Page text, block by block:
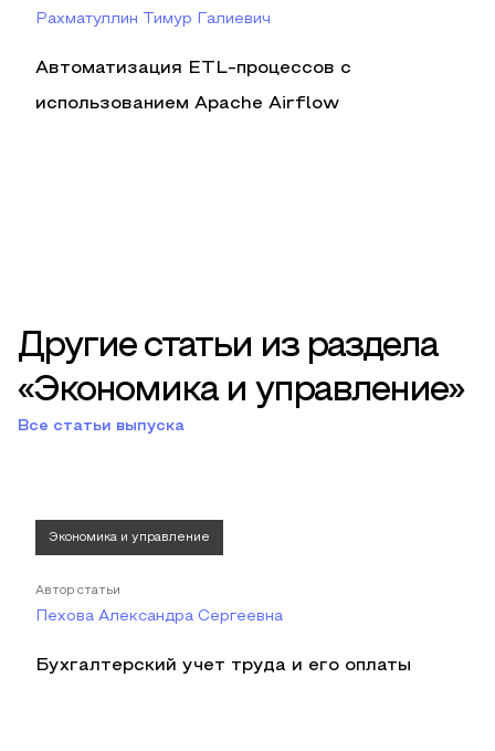
Рахматуллин Тимур Галиевич
Автоматизация ETL-процессов с
использованием Apache Airflow
Другие статьи из раздела
«Экономика и управление»
Все статьи выпуска
Экономика и управление
Автор статьи
Пехова Александра Сергеевна
Бухгалтерский учет труда и его оплаты